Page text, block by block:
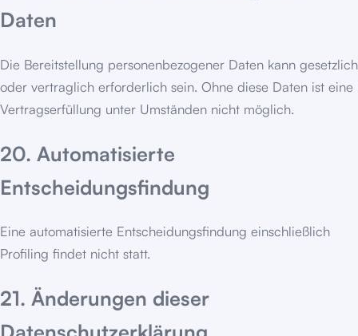
Daten
Die Bereitstellung personenbezogener Daten kann gesetzlich
oder vertraglich erforderlich sein. Ohne diese Daten ist eine
Vertragserfüllung unter Umständen nicht möglich.
20. Automatisierte
Entscheidungsfindung
Eine automatisierte Entscheidungsfindung einschließlich
Profiling findet nicht statt.
21. Änderungen dieser